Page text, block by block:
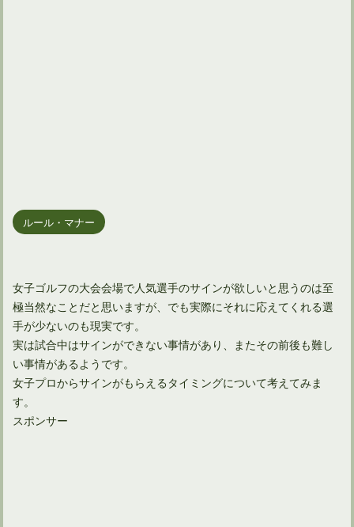
ルール・マナー
女子ゴルフの大会会場で人気選手のサインが欲しいと思うのは至
極当然なことだと思いますが、でも実際にそれに応えてくれる選
手が少ないのも現実です。
実は試合中はサインができない事情があり、またその前後も難し
い事情があるようです。
女子プロからサインがもらえるタイミングについて考えてみま
す。
スポンサー